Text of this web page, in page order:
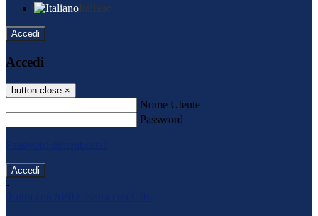
Italiano
Accedi
Accedi
button close ×
Nome Utente
Password
Password dimenticata?
-
Entra con SPID
Entra con CIE